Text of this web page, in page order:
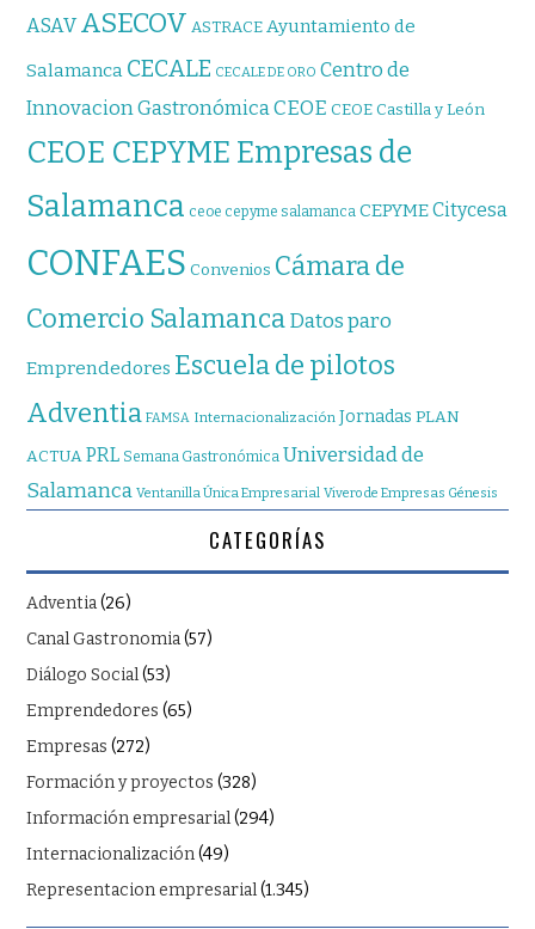
ASAVASECOV ASTRACE Ayuntamiento de
Salamanca CECALE CECALE DE ORO Centro de
Innovacion GastronómicaCEOE CEOE Castilla y León
CEOE CEPYME Empresas de
Salamanca ceoe cepyme salamanca CEPYMECitycesa
CONFAES Convenios Cámara de
Comercio SalamancaDatos paro
Emprendedores Escuela de pilotos
Adventia FAMSA Internacionalización Jornadas PLAN
ACTUA PRL Semana Gastronómica Universidad de
Salamanca Ventanilla Única Empresarial Vivero de Empresas Génesis
CATEGORÍAS
Adventia(26)
Canal Gastronomia(57)
Diálogo Social(53)
Emprendedores (65)
Empresas (272)
Formación y proyectos (328)
Información empresarial(294)
Internacionalización(49)
Representacion empresarial(1.345)